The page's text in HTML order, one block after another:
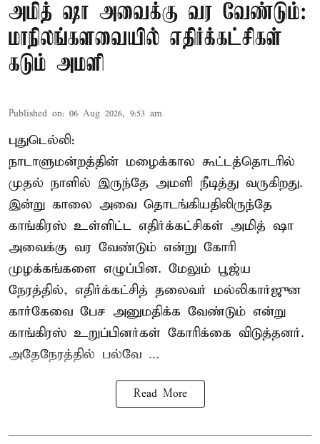
அமித் ஷா அவைக்கு வர வேண்டும்:
மாநிலங்களவையில் எதிர்க்கட்சிகள்
கடும் அமளி
Published on: 06 Aug 2026, 9:53 am
புதுடெல்லி:
நாடாளுமன்றத்தின் மழைக்கால கூட்டத்தொடரில்
முதல் நாளில் இருந்தே அமளி நீடித்து வருகிறது.
இன்று காலை அவை தொடங்கியதிலிருந்தே
காங்கிரஸ் உள்ளிட்ட எதிர்க்கட்சிகள் அமித் ஷா
அவைக்கு வர வேண்டும் என்று கோரி
முழக்கங்களை எழுப்பின. மேலும் பூஜ்ய
நேரத்தில், எதிர்க்கட்சித் தலைவர் மல்லிகார்ஜுன
கார்கேவை பேச அனுமதிக்க வேண்டும் என்று
காங்கிரஸ் உறுப்பினர்கள் கோரிக்கை விடுத்தனர்.
அதேநேரத்தில் பல்வே ...
Read More